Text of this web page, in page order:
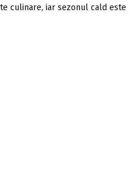
culinare, iar sezonul cald este